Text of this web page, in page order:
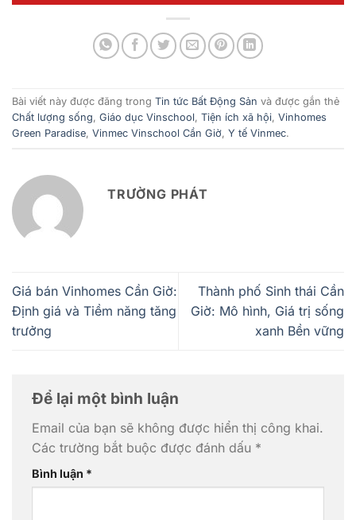
Bài viết này được đăng trong Tin tức Bất Động Sản và được gắn thẻ
Chất lượng sống, Giáo dục Vinschool, Tiện ích xã hội, Vinhomes
Green Paradise, Vinmec Vinschool Cần Giờ, Y tế Vinmec.
TRƯỜNG PHÁT
Giá bán Vinhomes Cần Giờ:
Định giá và Tiềm năng tăng
trưởng
Thành phố Sinh thái Cần
Giờ: Mô hình, Giá trị sống
xanh Bền vững
Để lại một bình luận
Email của bạn sẽ không được hiển thị công khai.
Các trường bắt buộc được đánh dấu *
Bình luận *